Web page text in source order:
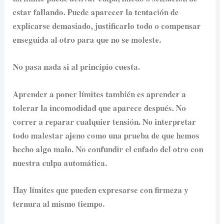
estar fallando. Puede aparecer la tentación de
explicarse demasiado, justificarlo todo o compensar
enseguida al otro para que no se moleste.
No pasa nada si al principio cuesta.
Aprender a poner límites también es aprender a
tolerar la incomodidad que aparece después. No
correr a reparar cualquier tensión. No interpretar
todo malestar ajeno como una prueba de que hemos
hecho algo malo. No confundir el enfado del otro con
nuestra culpa automática.
Hay límites que pueden expresarse con firmeza y
ternura al mismo tiempo.